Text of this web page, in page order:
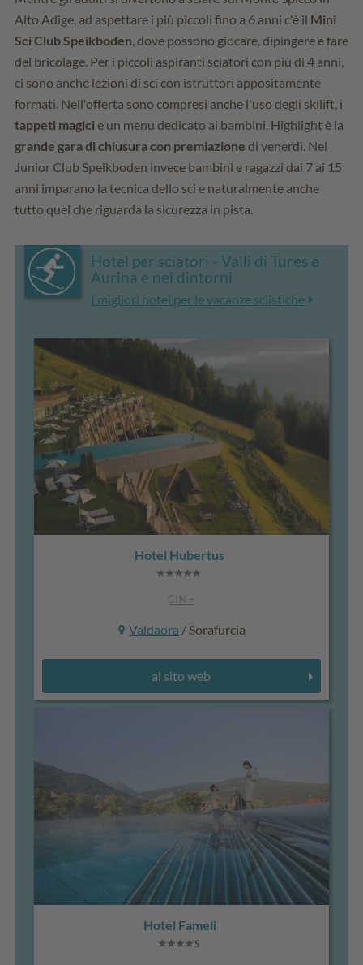
Alto Adige, ad aspettare i più piccoli fino a 6 anni c'è il Mini
Sci Club Speikboden , dove possono giocare, dipingere e fare
del bricolage. Per i piccoli aspiranti sciatori con più di 4 anni,
ci sono anche lezioni di sci con istruttori appositamente
formati. Nell'offerta sono compresi anche l'uso degli skilift, i
tappeti magici e un menu dedicato ai bambini. Highlight è la
grande gara di chiusura con premiazione di venerdì. Nel
Junior Club Speikboden invece bambini e ragazzi dai 7 ai 15
anni imparano la tecnica dello sci e naturalmente anche
tutto quel che riguarda la sicurezza in pista.
Hotel per sciatori - Valli di Tures e
Aurina e nei dintorni
I migliori hotel per le vacanze sciistiche
Hotel Hubertus
CIN +
Valdaora / Sorafurcia
al sito web
Hotel Fameli